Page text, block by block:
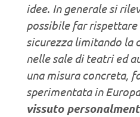
idee. In generale si
possibile far rispettare
sicurezza limitando la
nelle sale di teatri ed
una misura concreta,
sperimentata in
vissuto